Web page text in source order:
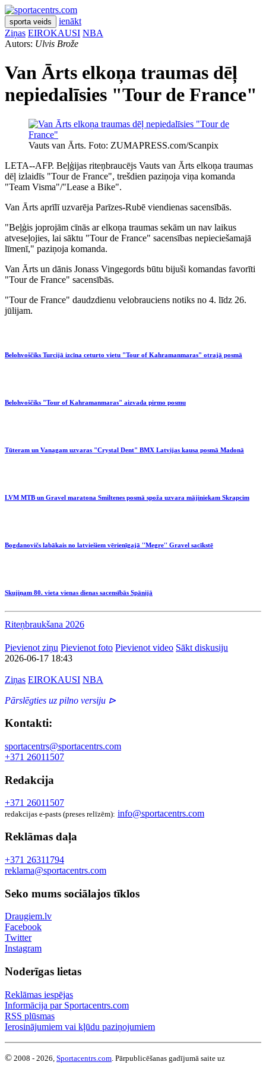
sporta veids
ienākt
Ziņas EIROKAUSI NBA
Autors: Ulvis Brože
Van Ārts elkoņa traumas dēļ
nepiedalīsies "Tour de France"
Vauts van Ārts. Foto: ZUMAPRESS.com/Scanpix
LETA--AFP. Beļģijas riteņbraucējs Vauts van Ārts elkoņa traumas
dēļ izlaidīs "Tour de France", trešdien paziņoja viņa komanda
"Team Visma"/"Lease a Bike".
Van Ārts aprīlī uzvarēja Parīzes-Rubē viendienas sacensībās.
"Beļģis joprojām cīnās ar elkoņa traumas sekām un nav laikus
atveseļojies, lai sāktu "Tour de France" sacensības nepieciešamajā
līmenī," paziņoja komanda.
Van Ārts un dānis Jonass Vingegords būtu bijuši komandas favorīti
"Tour de France" sacensībās.
"Tour de France" daudzdienu velobrauciens notiks no 4. līdz 26.
jūlijam.
Belohvoščiks Turcijā izcīna ceturto vietu "Tour of Kahramanmaras" otrajā posmā
Belohvoščiks "Tour of Kahramanmaras" aizvada pirmo posmu
Tūteram un Vanagam uzvaras "Crystal Dent" BMX Latvijas kausa posmā Madonā
LVM MTB un Gravel maratona Smiltenes posmā spoža uzvara mājiniekam Skrapcim
Bogdanovičs labākais no latviešiem vērienīgajā ''Megre'' Gravel sacīkstē
Skujiņam 80. vieta vienas dienas sacensībās Spānijā
Riteņbraukšana 2026
Pievienot ziņu Pievienot foto Pievienot video Sākt diskusiju
2026-06-17 18:43
Ziņas EIROKAUSI NBA
Pārslēgties uz pilno versiju ⊳
Kontakti:
sportacentrs@sportacentrs.com
+371 26011507
Redakcija
+371 26011507
redakcijas e-pasts (preses relīzēm): info@sportacentrs.com
Reklāmas daļa
+371 26311794
reklama@sportacentrs.com
Seko mums sociālajos tīklos
Draugiem.lv
Facebook
Twitter
Instagram
Noderīgas lietas
Reklāmas iespējas
Informācija par Sportacentrs.com
RSS plūsmas
Ierosinājumiem vai kļūdu paziņojumiem
© 2008 - 2026, Sportacentrs.com . Pārpublicēšanas gadījumā saite uz